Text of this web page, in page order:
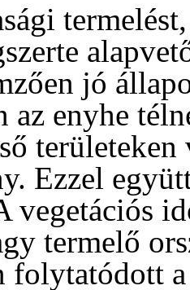
jó
az enyhe
Ezzel
vegetációs
termelő
folytatódott